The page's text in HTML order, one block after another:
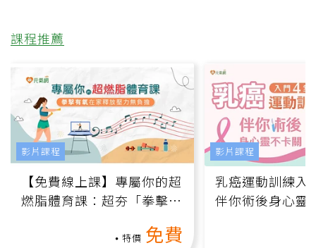
課程推薦
【免費線上課】專屬你的超
燃脂體育課：超夯「拳擊有
特價 免費
影片課程
乳癌運動訓練入
伴你術後身心靈
影片課程